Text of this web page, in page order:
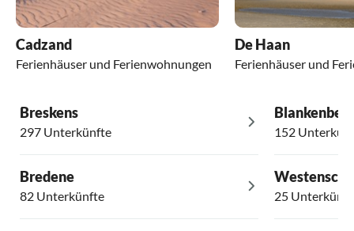
Cadzand
Ferienhäuser und Ferienwohnungen
De Haan
Ferienhäuser und
Breskens
297 Unterkünfte
Bredene
82 Unterkünfte
152
25